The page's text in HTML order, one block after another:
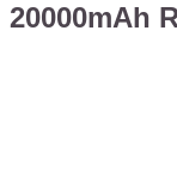
20000mAh